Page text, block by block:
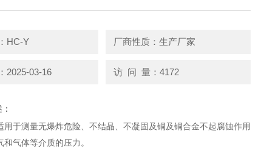
HC-Y 厂商性质：生产厂家
2025-03-16 访 问 量：4172
用于测量无爆炸危险、不结晶、不凝固及铜及铜合金不起腐蚀作用
和气体等介质的压力。